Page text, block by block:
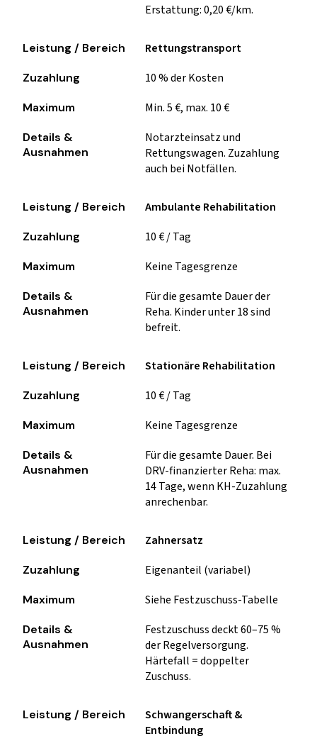
Erstattung: 0,20 €/km.
Rettungstransport
10 % der Kosten
Min. 5 €, max. 10 €
Notarzteinsatz und
Rettungswagen. Zuzahlung
auch bei Notfällen.
Ambulante Rehabilitation
10 € / Tag
Keine Tagesgrenze
Für die gesamte Dauer der
Reha. Kinder unter 18 sind
befreit.
Stationäre Rehabilitation
10 € / Tag
Keine Tagesgrenze
Für die gesamte Dauer. Bei
DRV-finanzierter Reha: max.
14 Tage, wenn KH-Zuzahlung
anrechenbar.
Zahnersatz
Eigenanteil (variabel)
Siehe Festzuschuss-Tabelle
Festzuschuss deckt 60–75 %
der Regelversorgung.
Härtefall = doppelter
Zuschuss.
Schwangerschaft &
Entbindung